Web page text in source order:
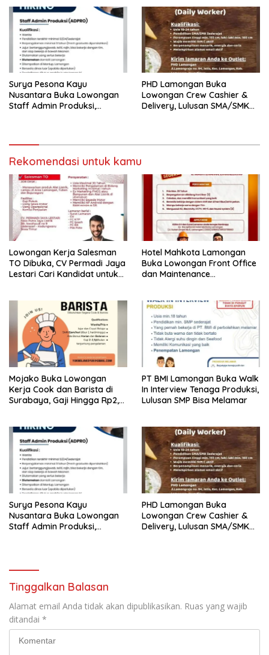
Surya Pesona Kayu
Nusantara Buka Lowongan
Staff Admin Produksi,
PHD Lamongan Buka
Lowongan Crew Cashier &
Delivery, Lulusan SMA/SMK
Rekomendasi untuk kamu
Lowongan Kerja Salesman
TO Dibuka, CV Permadi Jaya
Lestari Cari Kandidat untuk
Hotel Mahkota Lamongan
Buka Lowongan Front Office
dan Maintenance
Mojako Buka Lowongan
Kerja Cook dan Barista di
Surabaya, Gaji Hingga Rp2,5
PT BMI Lamongan Buka Walk
In Interview Tenaga Produksi,
Lulusan SMP Bisa Melamar
Surya Pesona Kayu
Nusantara Buka Lowongan
Staff Admin Produksi,
PHD Lamongan Buka
Lowongan Crew Cashier &
Delivery, Lulusan SMA/SMK
Tinggalkan Balasan
Alamat email Anda tidak akan dipublikasikan. Ruas yang wajib
ditandai *